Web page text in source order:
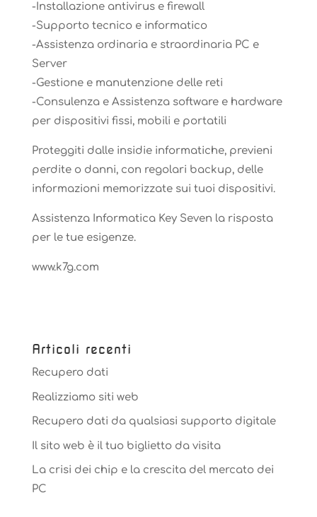
-Installazione antivirus e firewall
-Supporto tecnico e informatico
-Assistenza ordinaria e straordinaria PC e
Server
-Gestione e manutenzione delle reti
-Consulenza e Assistenza software e hardware
per dispositivi fissi, mobili e portatili
Proteggiti dalle insidie informatiche, previeni
perdite o danni, con regolari backup, delle
informazioni memorizzate sui tuoi dispositivi.
Assistenza Informatica Key Seven la risposta
per le tue esigenze.
www.k7g.com
Articoli recenti
Recupero dati
Realizziamo siti web
Recupero dati da qualsiasi supporto digitale
Il sito web è il tuo biglietto da visita
La crisi dei chip e la crescita del mercato dei
PC